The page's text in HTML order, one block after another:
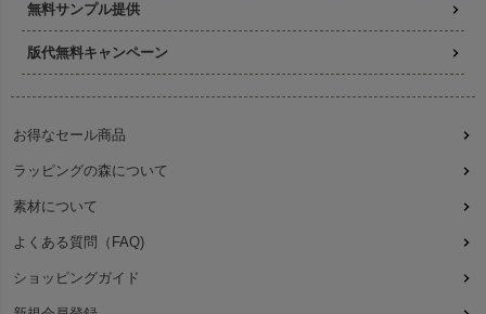
無料サンプル提供
版代無料キャンペーン
お得なセール商品
ラッピングの森について
素材について
よくある質問（FAQ)
ショッピングガイド